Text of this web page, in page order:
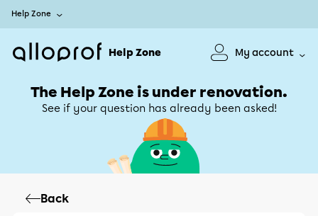
Help Zone
Help Zone My account
The Help Zone is under renovation.
See if your question has already been asked!
Back